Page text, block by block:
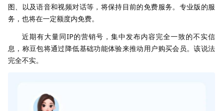
图、以及语音和视频对话等，将保持目前的免费服务。专业版的服
务，也将在一定额度内免费。
近期有大量同IP的营销号，集中发布内容完全一致的不实信
息，称豆包将通过降低基础功能体验来推动用户购买会员。该说法
完全不实。